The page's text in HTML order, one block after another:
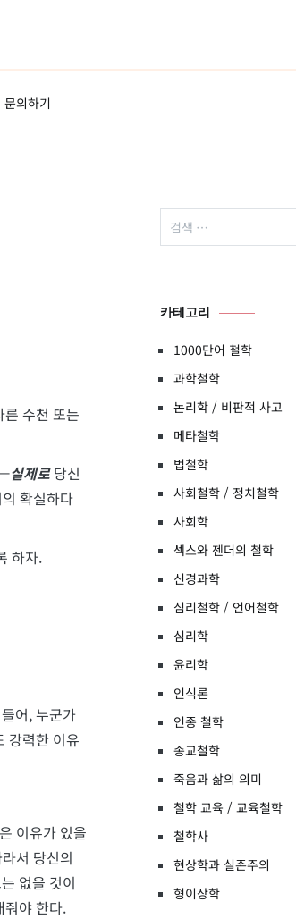
문의하기
수천 또는
실제로당신
확실하다
하자.
어, 누군가
강력한 이유
이유가 있을
서 당신의
없을 것이
줘야 한다.
검
색:
카테고리
1000단어 철학
과학철학
논리학 / 비판적 사고
메타철학
법철학
사회철학 / 정치철학
사회학
섹스와 젠더의 철학
신경과학
심리철학 / 언어철학
심리학
윤리학
인식론
인종 철학
종교철학
죽음과 삶의 의미
철학 교육 / 교육철학
철학사
현상학과 실존주의
형이상학